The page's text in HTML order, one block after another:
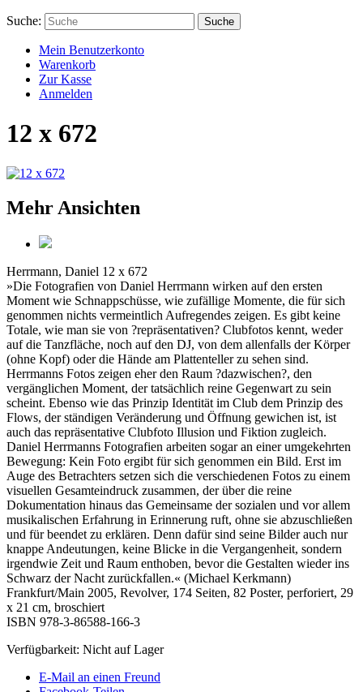
Suche: Suche
Mein Benutzerkonto
Warenkorb
Zur Kasse
Anmelden
12 x 672
Mehr Ansichten
Herrmann, Daniel 12 x 672
»Die Fotografien von Daniel Herrmann wirken auf den ersten
Moment wie Schnappschüsse, wie zufällige Momente, die für sich
genommen nichts vermeintlich Aufregendes zeigen. Es gibt keine
Totale, wie man sie von ?repräsentativen? Clubfotos kennt, weder
auf die Tanzfläche, noch auf den DJ, von dem allenfalls der Körper
(ohne Kopf) oder die Hände am Plattenteller zu sehen sind.
Herrmanns Fotos zeigen eher den Raum ?dazwischen?, den
vergänglichen Moment, der tatsächlich reine Gegenwart zu sein
scheint. Ebenso wie das Prinzip Identität im Club dem Prinzip des
Flows, der ständigen Veränderung und Öffnung gewichen ist, ist
auch das repräsentative Clubfoto Illusion und Fiktion zugleich.
Daniel Herrmanns Fotografien arbeiten sogar an einer umgekehrten
Bewegung: Kein Foto ergibt für sich genommen ein Bild. Erst im
Auge des Betrachters setzen sich die verschiedenen Fotos zu einem
visuellen Gesamteindruck zusammen, der über die reine
Dokumentation hinaus das Gemeinsame der sozialen und vor allem
musikalischen Erfahrung in Erinnerung ruft, ohne sie abzuschließen
und für beendet zu erklären. Denn dafür sind seine Bilder auch nur
knappe Andeutungen, keine Blicke in die Vergangenheit, sondern
irgendwie Zeit und Raum enthoben, bevor die Gestalten wieder ins
Schwarz der Nacht zurückfallen.« (Michael Kerkmann)
Frankfurt/Main 2005, Revolver, 174 Seiten, 82 Poster, perforiert, 29
x 21 cm, broschiert
ISBN 978-3-86588-166-3
Verfügbarkeit: Nicht auf Lager
E-Mail an einen Freund